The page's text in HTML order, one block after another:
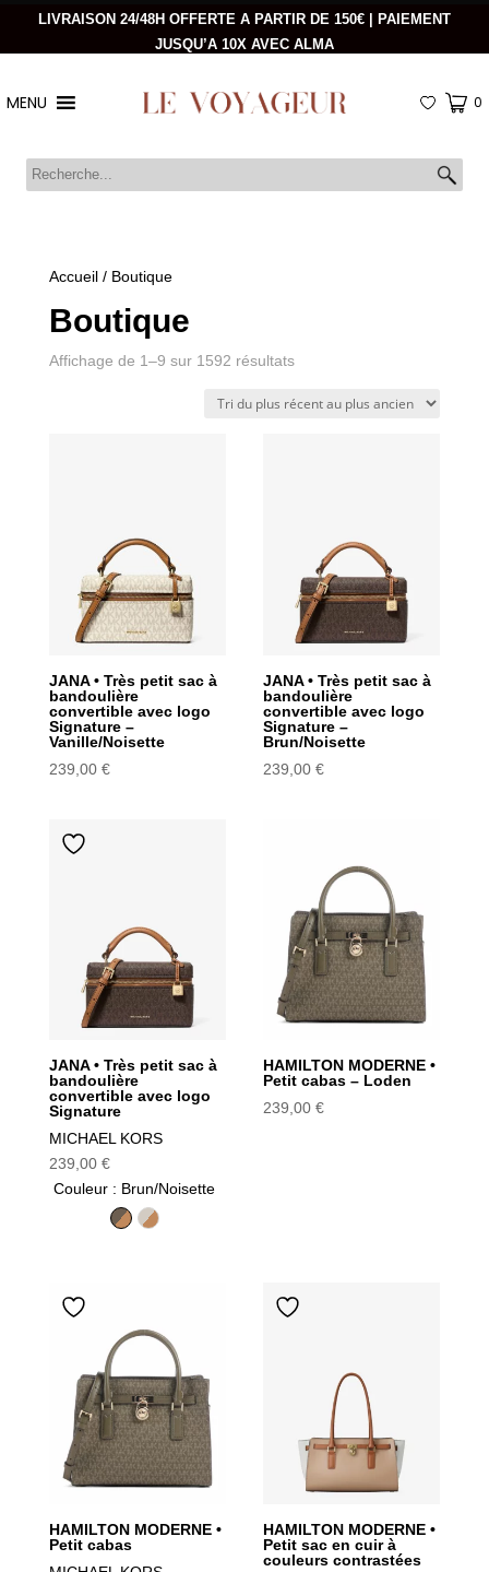
LIVRAISON 24/48H OFFERTE A PARTIR DE 150€ | PAIEMENT
JUSQU’A 10X AVEC ALMA
MENU 0
Accueil/ Boutique
Boutique
Affichage de 1–9 sur 1592 résultatsTrié
plus
JANA • Très petit sac à
bandoulière
convertible avec logo
Signature –
Vanille/Noisette
239,00 €
JANA • Très petit sac à
bandoulière
convertible avec logo
Signature –
Brun/Noisette
239,00€
JANA • Très petit sac à
bandoulière
convertible avec logo
Signature
MICHAEL KORS
239,00 €
Couleur : Brun/Noisette
Brun/Noisette
Vanille/Noisette
HAMILTON MODERNE •
Petit cabas – Loden
239,00€
HAMILTON MODERNE •
Petit cabas
HAMILTON MODERNE •
Petit sac en cuir à
couleurs contrastées